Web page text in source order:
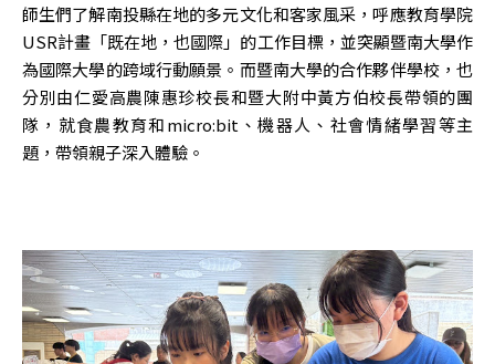
師生們了解南投縣在地的多元文化和客家風采，呼應教育學院
USR計畫「既在地，也國際」的工作目標，並突顯暨南大學作
為國際大學的跨域行動願景。而暨南大學的合作夥伴學校，也
分別由仁愛高農陳惠珍校長和暨大附中黃方伯校長帶領的團
隊，就食農教育和micro:bit、機器人、社會情緒學習等主
題，帶領親子深入體驗。